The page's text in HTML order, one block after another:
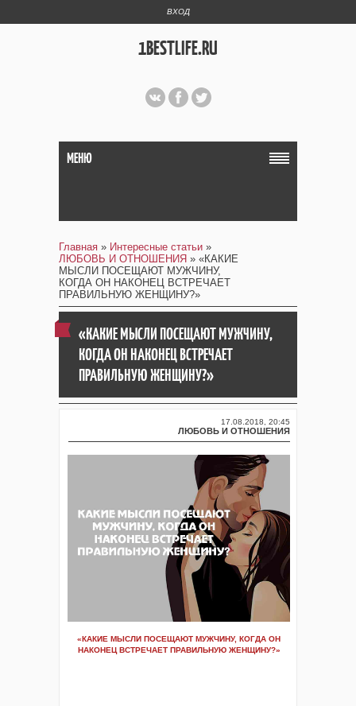
ВХОД
1BESTLIFE.RU
МЕНЮ
Главная » Интересные статьи »
ЛЮБОВЬ И ОТНОШЕНИЯ » «КАКИЕ
МЫСЛИ ПОСЕЩАЮТ МУЖЧИНУ,
КОГДА ОН НАКОНЕЦ ВСТРЕЧАЕТ
ПРАВИЛЬНУЮ ЖЕНЩИНУ?»
«КАКИЕ МЫСЛИ ПОСЕЩАЮТ МУЖЧИНУ,
КОГДА ОН НАКОНЕЦ ВСТРЕЧАЕТ
ПРАВИЛЬНУЮ ЖЕНЩИНУ?»
17.08.2018, 20:45
ЛЮБОВЬ И ОТНОШЕНИЯ
«КАКИЕ МЫСЛИ ПОСЕЩАЮТ МУЖЧИНУ, КОГДА ОН
НАКОНЕЦ ВСТРЕЧАЕТ ПРАВИЛЬНУЮ ЖЕНЩИНУ?»